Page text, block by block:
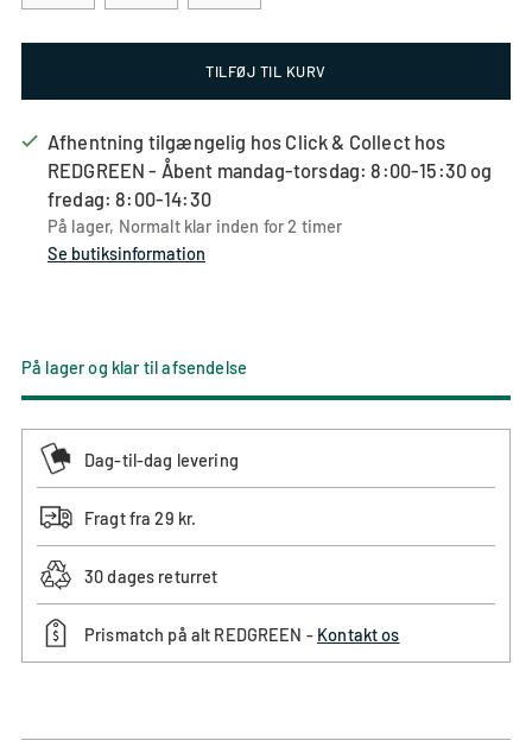
Størrelsessvarende
Baseret
på
returneringer
anbefaler
større
størrelse
Lille
størrelsen
sammenlignet
med
Vi
anbefaler,
bestiller
Stor
størrelsen
sammenlignet
med
Baseret
på
returneringer
anbefaler
størrelse
mindre
TILFØJ TIL KURV
Afhentning tilgængelig hos Click & Collect hos
REDGREEN - Åbent mandag-torsdag: 8:00-15:30 og
fredag: 8:00-14:30
På lager, Normalt klar inden for 2 timer
Se butiksinformation
På lager og klar til afsendelse
Dag-til-dag levering
Fragt fra 29 kr.
30 dages returret
Prismatch på alt REDGREEN - Kontakt os